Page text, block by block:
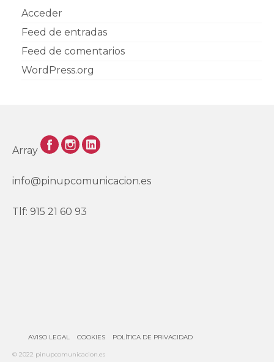
Acceder
Feed de entradas
Feed de comentarios
WordPress.org
Array
info@pinupcomunicacion.es
Tlf: 915 21 60 93
AVISO LEGAL COOKIES POLÍTICA DE PRIVACIDAD
© 2022 pinupcomunicacion.es